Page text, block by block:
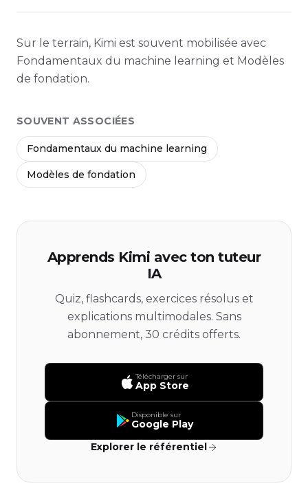
Sur le terrain, Kimi est souvent mobilisée avec
Fondamentaux du machine learning et Modèles
de fondation.
SOUVENT ASSOCIÉES
Fondamentaux du machine learning
Modèles de fondation
Apprends Kimi avec ton tuteur
IA
Quiz, flashcards, exercices résolus et
explications multimodales. Sans
abonnement, 30 crédits offerts.
Télécharger sur
App Store
Disponible sur
Google Play
Explorer le référentiel